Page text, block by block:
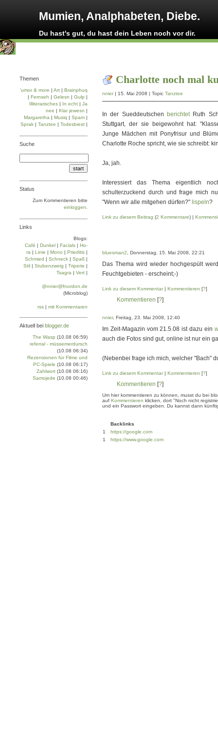
Mumien, Analphabeten, Diebe.
Du hast's gut, du hast dein Leben noch vor dir.
Charlotte noch mal
nnier| 15. Mai 2008 | Topic Tanztee
In der Sueddeutschen berichtetRuth
Stuttgart, der sie beigewohnt hat:
Junge Mädchen mit Ponyfrisur und
Charlotte Roche spricht, wie sie schreibt:
Ja, jah.
Interessiert das Thema eigentlich
schulterzuckend durch und frage mich
"Wenn wir alle mitgehen dürfen?" lispeln?
Link zu diesem Beitrag (2 Kommentare) |
bluesman2 , Donnerstag, 15. Mai 2008, 22:21
Das Thema wird wieder hochgespült
Feuchtgebieten - erscheint;-)
Link zu diesem Kommentar| Kommentieren [?]
Kommentieren [?]
nnier, Freitag, 23. Mai 2008, 12:40
Im Zeit-Magazin vom 21.5.08 ist dazu ein
auch die Fotos sind gut, online ist nur ein
(Nebenbei frage ich mich, welcher "Bach"
Link zu diesem Kommentar| Kommentieren [?]
Kommentieren [?]
Um hier kommentieren zu können, musst du bei
auf Kommentieren klicken, dort "Noch nicht
und ein Passwort eingeben. Du kannst dann
Backlinks
1
https://google.com
1
https://www.google.com
Themen
'umor & more | Art | Brainphuq
| Fernseh | Gelesn | Gulp |
Illiterarisches | In echt | Ja
nee | Klar jewesn |
Margaretha | Musiq | Spam |
Sprak | Tanztee | Todesbiest |
Suche
Status
Zum Kommentieren bitte
einloggen
Links
Blogs:
Café | Dun­kel | Facials | Ho­
ra | Linie | Mo­no | Prie­di­tis |
Schmied | Schneck | Spaß |
Stil | Stu­ben­zweig | Tri­pe­rie |
Tsa­gra | Vert |
@nnier@fnordon.de
(Microblog)
rss | mit Kommentaren
Aktuell bei blogger.de
The Wasp (10.08 06:59)
referral - müssemerdursch
(10.08 06:34)
Rezensionen für Filme und
PC-Spiele (10.08 06:17)
Zahlwort (10.08 06:16)
Samojede (10.08 00:46)